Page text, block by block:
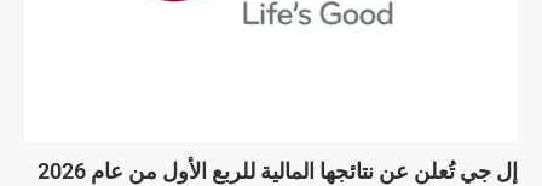
إل جي تُعلن عن نتائجها المالية للربع الأول من عام 2026